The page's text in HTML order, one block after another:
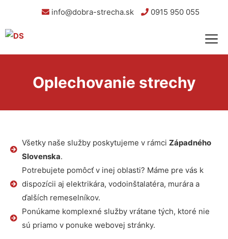
info@dobra-strecha.sk 0915 950 055
Oplechovanie strechy
Všetky naše služby poskytujeme v rámci Západného
Slovenska.
Potrebujete pomôcť v inej oblasti? Máme pre vás k
dispozícii aj elektrikára, vodoinštalatéra, murára a
ďalších remeselníkov.
Ponúkame komplexné služby vrátane tých, ktoré nie
sú priamo v ponuke webovej stránky.